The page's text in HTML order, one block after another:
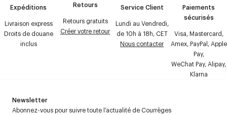
Expéditions
Livraison express
Droits de douane
inclus
Retours
Retours gratuits
Créer votre retour
Service Client
Lundi au Vendredi,
de 10h à 18h, CET
Nous contacter
Paiements
sécurisés
Visa, Mastercard,
Amex, PayPal, Apple
Pay,
WeChat Pay, Alipay,
Klarna
Newsletter
Abonnez-vous pour suivre toute l’actualité de Courrèges